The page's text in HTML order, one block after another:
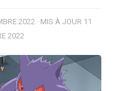
2022 · MIS À JOUR 11
2022